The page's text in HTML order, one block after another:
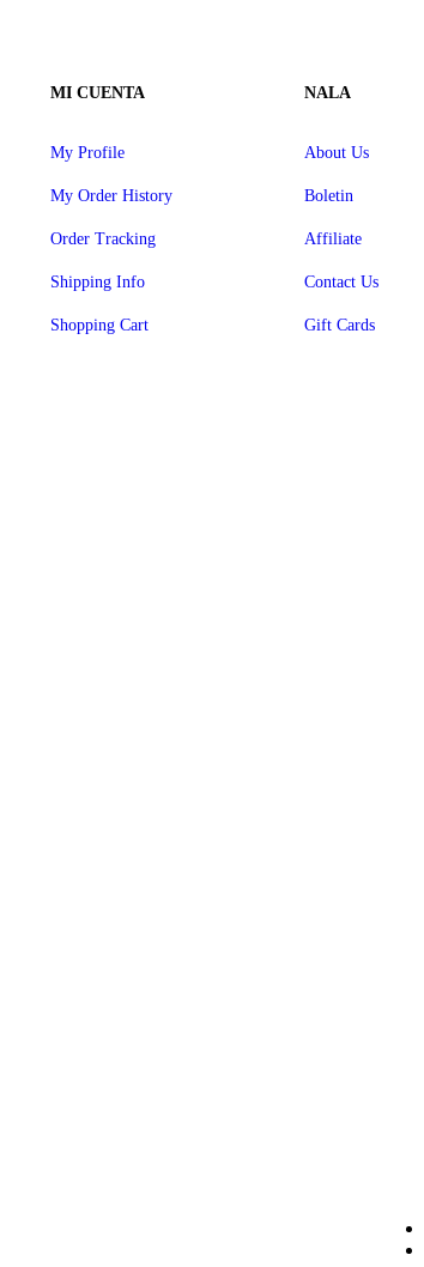
MI CUENTA
My Profile
My Order History
Order Tracking
Shipping Info
Shopping Cart
NALA
About Us
Boletin
Affiliate
Contact Us
Gift Cards